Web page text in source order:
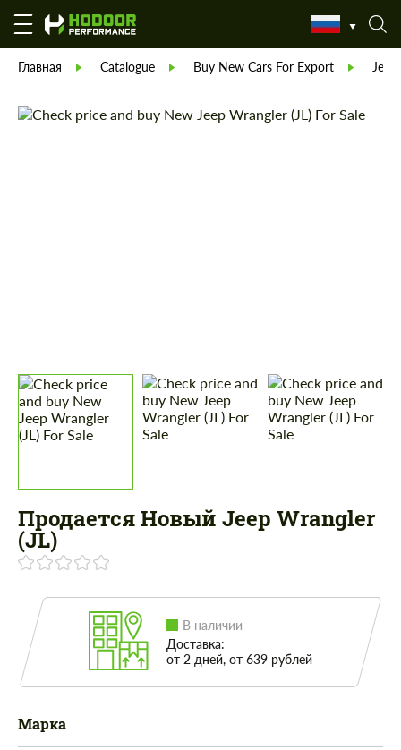
Главная Catalogue Buy New Cars For Export Jeep
Продается Новый Jeep Wrangler
(JL)
В наличии
Доставка:
от 2 дней, от 639 рублей
Марка